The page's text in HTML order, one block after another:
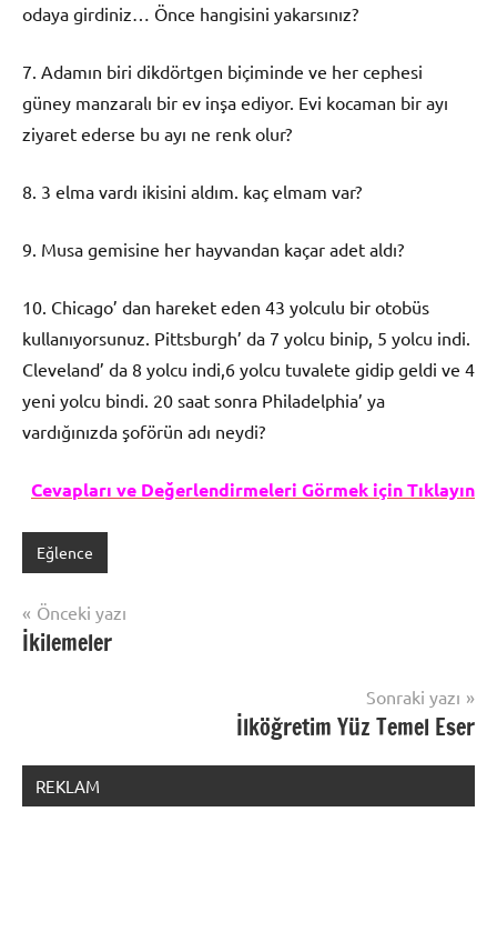
odaya girdiniz… Önce hangisini yakarsınız?
7. Adamın biri dikdörtgen biçiminde ve her cephesi
güney manzaralı bir ev inşa ediyor. Evi kocaman bir ayı
ziyaret ederse bu ayı ne renk olur?
8. 3 elma vardı ikisini aldım. kaç elmam var?
9. Musa gemisine her hayvandan kaçar adet aldı?
10. Chicago’ dan hareket eden 43 yolculu bir otobüs
kullanıyorsunuz. Pittsburgh’ da 7 yolcu binip, 5 yolcu indi.
Cleveland’ da 8 yolcu indi,6 yolcu tuvalete gidip geldi ve 4
yeni yolcu bindi. 20 saat sonra Philadelphia’ ya
vardığınızda şoförün adı neydi?
Cevapları ve Değerlendirmeleri Görmek için Tıklayın
Eğlence
Yazı
gezinmesi
Önceki yazı
İkilemeler
Sonraki yazı
İlköğretim Yüz Temel Eser
REKLAM